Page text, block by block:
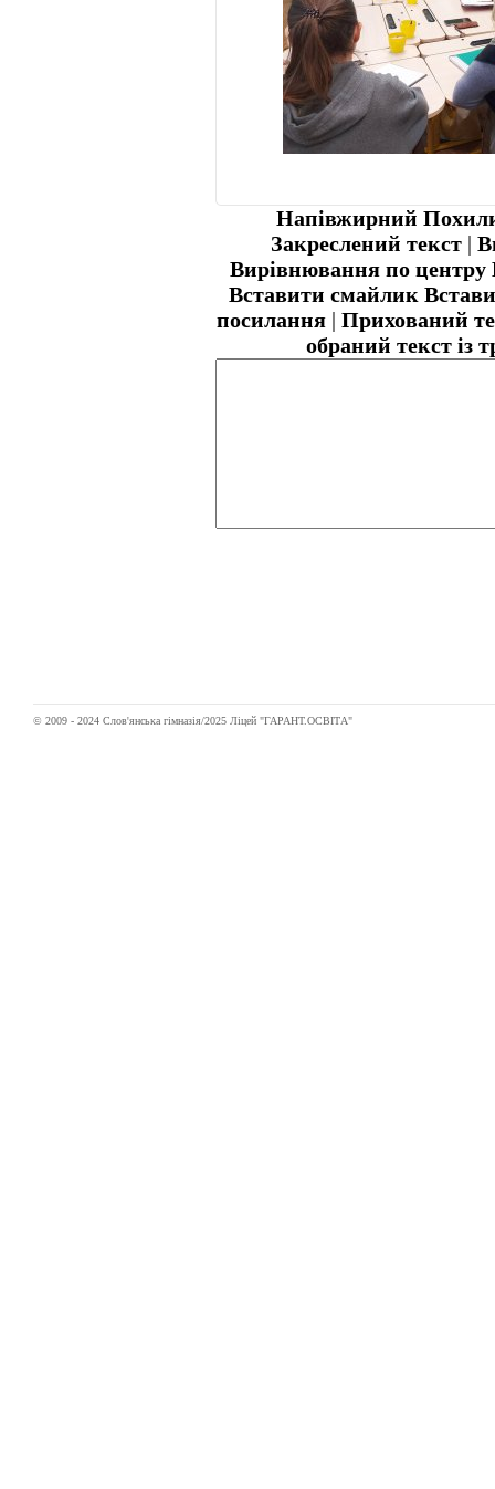
Напівжирний
Закреслений текст |
Вирівнювання по центру
Вставити смайлик
посилання | Прихований
обраний текст із
© 2009 - 2024 Слов'янська гімназія/2025 Ліцей "ГАРАНТ.ОСВІТА"